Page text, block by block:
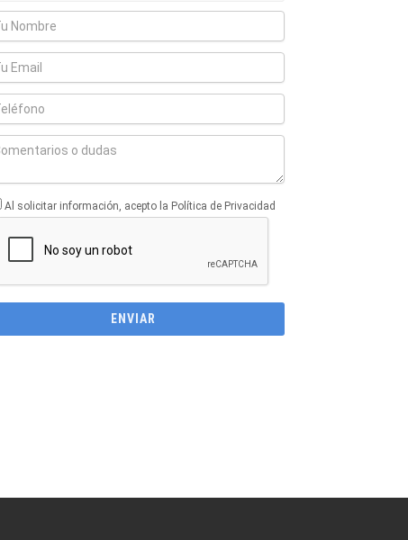
Al solicitar información, acepto la Política de Privacidad